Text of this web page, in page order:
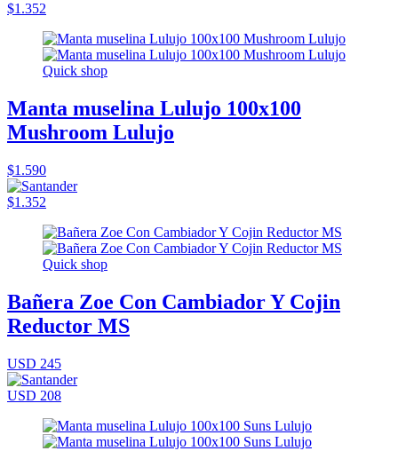
$1.352
Quick shop
Manta muselina Lulujo 100x100
Mushroom Lulujo
$1.590
$1.352
Quick shop
Bañera Zoe Con Cambiador Y Cojin
Reductor MS
USD 245
USD 208